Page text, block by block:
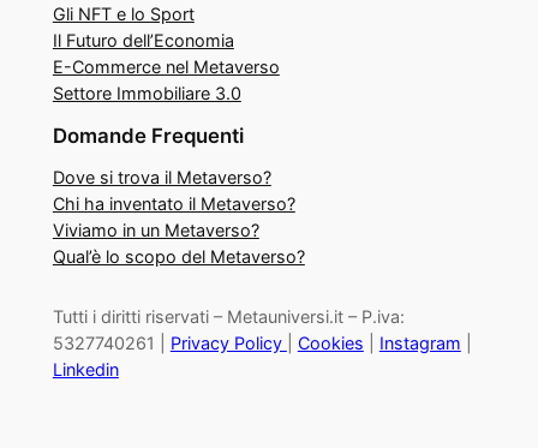
Gli NFT e lo Sport
Il Futuro dell’Economia
E-Commerce nel Metaverso
Settore Immobiliare 3.0
Domande Frequenti
Dove si trova il Metaverso?
Chi ha inventato il Metaverso?
Viviamo in un Metaverso?
Qual’è lo scopo del Metaverso?
Tutti i diritti riservati – Metauniversi.it – P.iva:
5327740261 | Privacy Policy Cookies Instagram
Linkedin